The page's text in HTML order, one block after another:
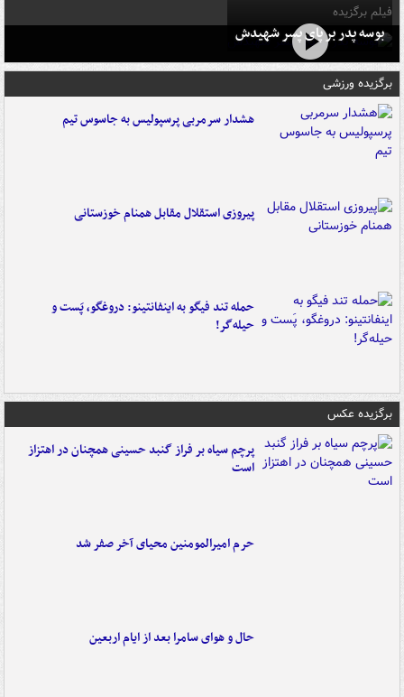
فیلم برگزیده
بوسه‌ پدر بر پای پسر شهیدش
برگزیده ورزشی
هشدار سرمربی پرسپولیس به جاسوس تیم
پیروزی استقلال مقابل همنام خوزستانی
حمله تند فیگو به اینفانتینو: دروغگو، پَست‌ و
حیله‌گر!
برگزیده عکس
پرچم سیاه بر فراز گنبد حسینی همچنان در اهتزاز
است
حرم امیرالمومنین محیای آخر صفر شد
حال و هوای سامرا بعد از ایام اربعین